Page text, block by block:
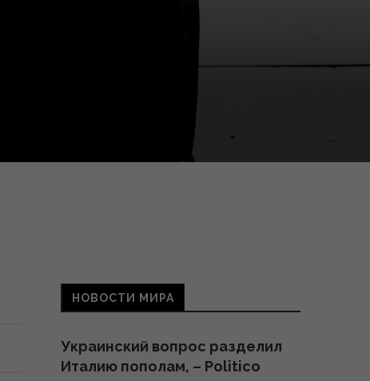
НОВОСТИ МИРА
Украинский вопрос разделил
Италию пополам, – Politico